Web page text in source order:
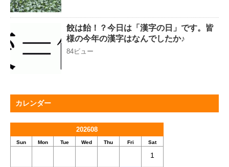
餃は飴！？今日は「漢字の日」です。皆
様の今年の漢字はなんでしたか♪
84ビュー
カレンダー
202608
Sun Mon Tue Wed Thu Fri Sat
1